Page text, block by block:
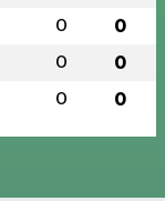
0 0
0 0
0 0